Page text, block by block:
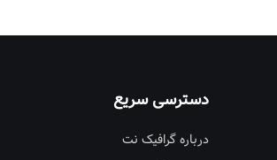
دسترسی سریع
درباره گرافیک نت